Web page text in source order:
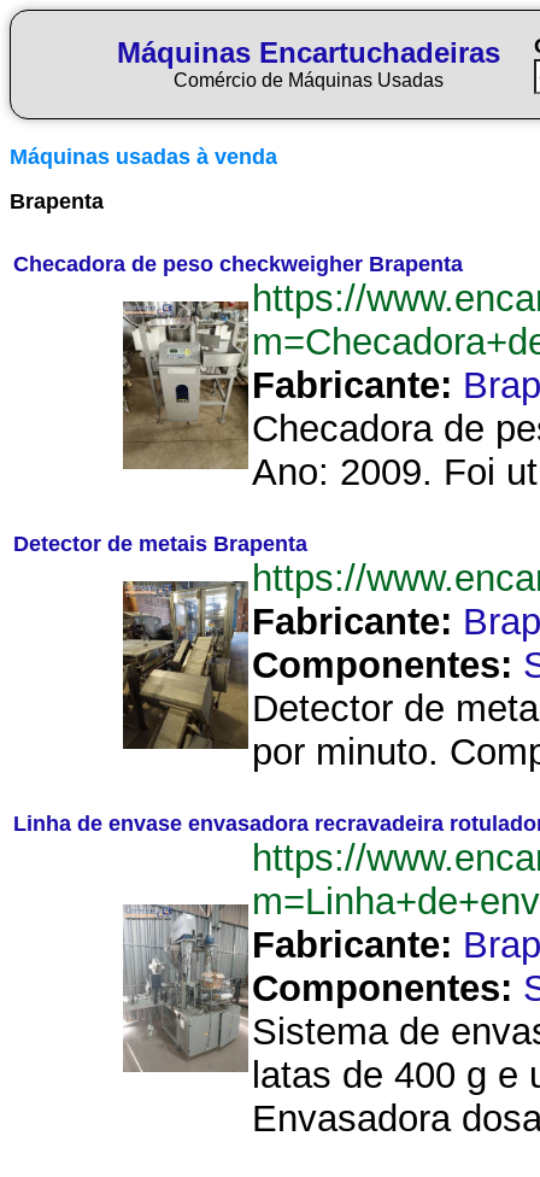
Máquinas Encartuchadeiras
Comércio de Máquinas Usadas
Máquinas usadas à venda
Brapenta
Checadora de peso checkweigher Brapenta
https://
Fabricante:
Checadora de
Ano: 2009. Foi
Detector de metais Brapenta
https://
Fabricante:
Componentes:
Detector de
por minuto.
Linha de envase envasadora recravadeira
https://
Fabricante:
Componentes:
Sistema de
latas de 400 g e
Envasadora